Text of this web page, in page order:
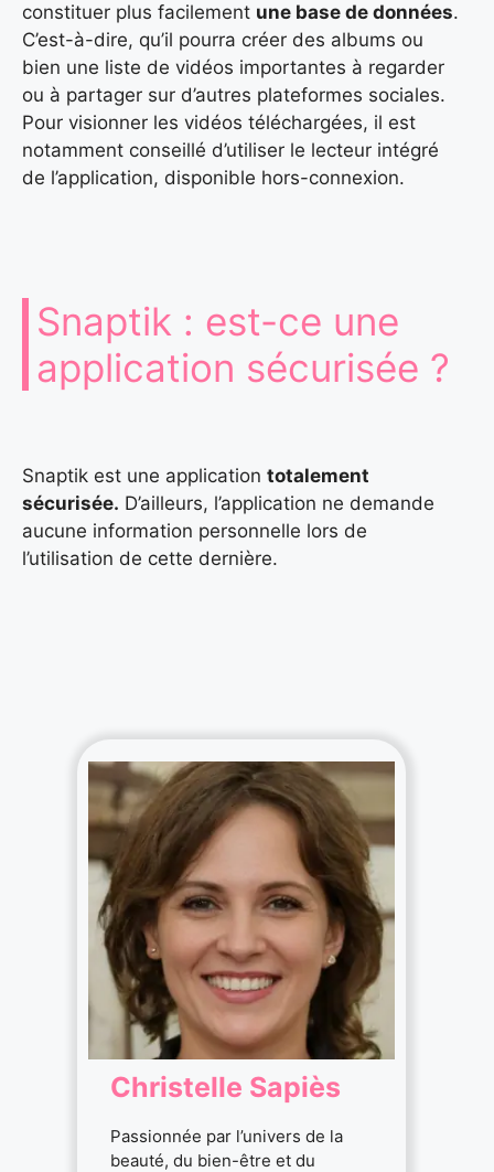
constituer plus facilement une base de données.
C’est-à-dire, qu’il pourra créer des albums ou
bien une liste de vidéos importantes à regarder
ou à partager sur d’autres plateformes sociales.
Pour visionner les vidéos téléchargées, il est
notamment conseillé d’utiliser le lecteur intégré
de l’application, disponible hors-connexion.
Snaptik : est-ce une
application sécurisée ?
Snaptik est une application totalement
sécurisée. D’ailleurs, l’application ne demande
aucune information personnelle lors de
l’utilisation de cette dernière.
Christelle Sapiès
Passionnée par l’univers de la
beauté, du bien-être et du